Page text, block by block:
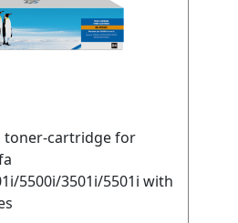
toner-cartridge for
5500i/3501i/5501i with